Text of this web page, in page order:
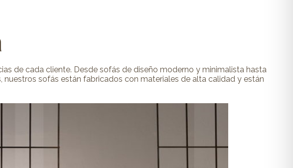
de cada cliente. Desde sofás de diseño moderno y minimalista hasta
sofás están fabricados con materiales de alta calidad y están